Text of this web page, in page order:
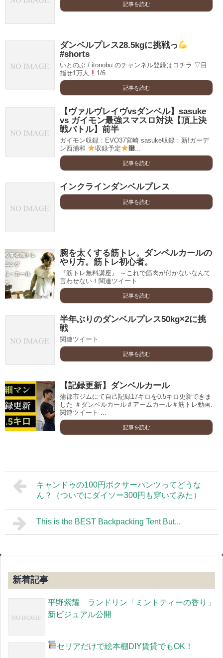
記事を読む
ダンベルプレス28.5kgに挑戦っ
#shorts
いとのぶ / itonobu のチャンネル登録はコチラ ▽目
指せ1万人
1/6 ...
記事を読む
【ヴァルヴレイヴvsダンベル】sasuke
vs ガイモン最強スマスロ対決【頂上決
戦バトル】前半
ガイモン収録：EVO37宮崎 sasuke収録：新!ガーデ
ン西浦和
収録予定 ࿠...
記事を読む
インクラインダンベルプレス
記事を読む
腕を太くする筋トレ。ダンベルカールの
やり方。筋トレ初心者。
『筋トレ無料講座』 ～これで筋肉が付かないなんて
言わせない！関連ツイート
記事を読む
半年ぶりのダンベルプレス50kg×2に挑
戦
関連ツイート
記事を読む
【記録更新】ダンベルカール
蒲郡市ジムにて自己記録17キロを0.5キロ更新できま
した ＃ダンベルカール＃アームカール＃筋トレ動画.
関連ツイート ...
記事を読む
キャンドゥの100円ボクサーパンツってどうな
ん？（ついでにダイソー300円も穿いてみた）
This is the BEST Backpacking Tent But...
新着記事
平野紫耀 ランドリン「ミントティーの香り」
新ビジュアル公開
セリアだけで絵本棚DIY賃貸でもOK！